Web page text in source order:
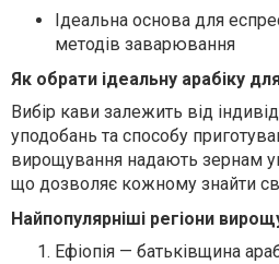
Ідеальна основа для
методів заварювання
Як обрати ідеальну арабіку
Вибір кави залежить від
уподобань та способу
вирощування надають зернам
що дозволяє кожному знайти
Найпопулярніші регіони
Ефіопія — батьківщина